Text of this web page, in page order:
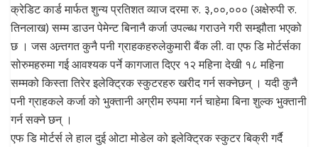
क्रेडिट कार्ड मार्फत शुन्य प्रतिशत व्याज दरमा रु. ३,००,००० (अक्षेरुपी रु.
तिनलाख) सम्म डाउन पेमेन्ट बिनानै कर्जा उपल्ब्ध गराउने गरी सम्झौता भएको
छ । जस अन्र्तगत कुनै पनी ग्राहकहरुलेकुमारी बैंक ली. वा एफ डि मोर्टर्सका
सोरुमहरुमा गई आवश्यक पर्ने कागजात दिएर १२ महिना देखी १८ महिना
सम्मको किस्ता तिरेर इलेक्ट्रिक स्कुटरहरु खरीद गर्न सक्नेछन् । यदी कुनै
पनी ग्राहकले कर्जा को भुक्तानी अग्रीम रुपमा गर्न चाहेमा बिना शुल्क भुक्तानी
गर्न सक्ने छन् ।
एफ डि मोर्टर्स ले हाल दुई ओटा मोडेल को इलेक्ट्रिक स्कुटर बिक्री गर्दै